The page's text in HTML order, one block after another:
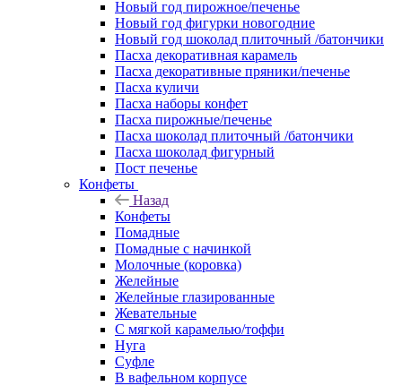
Новый год пирожное/печенье
Новый год фигурки новогодние
Новый год шоколад плиточный /батончики
Пасха декоративная карамель
Пасха декоративные пряники/печенье
Пасха куличи
Пасха наборы конфет
Пасха пирожные/печенье
Пасха шоколад плиточный /батончики
Пасха шоколад фигурный
Пост печенье
Конфеты
Назад
Конфеты
Помадные
Помадные с начинкой
Молочные (коровка)
Желейные
Желейные глазированные
Жевательные
С мягкой карамелью/тоффи
Нуга
Суфле
В вафельном корпусе